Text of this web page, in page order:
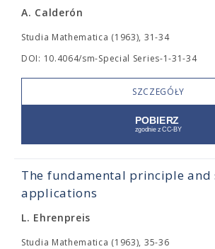
A. Calderón
Studia Mathematica (1963), 31-34
DOI: 10.4064/sm-Special Series-1-31-34
SZCZEGÓŁY
The fundamental principle and
applications
L. Ehrenpreis
Studia Mathematica (1963), 35-36